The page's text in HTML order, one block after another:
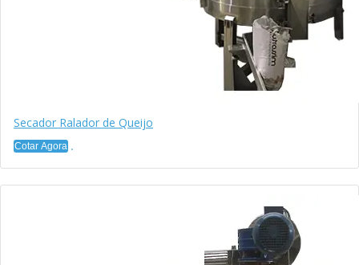
Secador Ralador de Queijo
Cotar Agora